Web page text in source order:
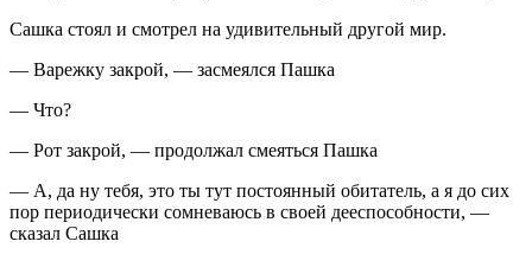
Сашка стоял и смотрел на удивительный другой мир.
— Варежку закрой, — засмеялся Пашка
— Что?
— Рот закрой, — продолжал смеяться Пашка
— А, да ну тебя, это ты тут постоянный обитатель, а я до сих
пор периодически сомневаюсь в своей дееспособности, —
сказал Сашка